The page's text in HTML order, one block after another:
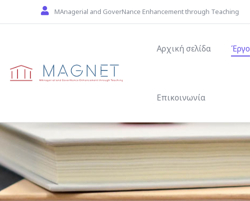
Skip to main contentMAnagerial and GoverNance Enhancement through Teaching
Αρχική σελίδα Έργο
Επικοινωνία